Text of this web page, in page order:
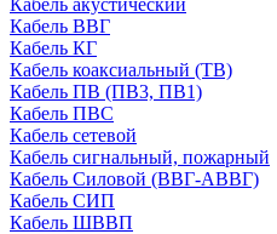
Кабель акустический
Кабель ВВГ
Кабель КГ
Кабель коаксиальный (ТВ)
Кабель ПВ (ПВ3, ПВ1)
Кабель ПВС
Кабель сетевой
Кабель сигнальный, пожарный
Кабель Силовой (ВВГ-АВВГ)
Кабель СИП
Кабель ШВВП